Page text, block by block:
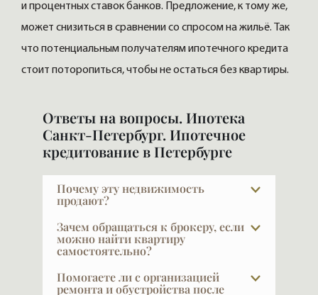
и процентных ставок банков. Предложение, к тому же,
может снизиться в сравнении со спросом на жильё. Так
что потенциальным получателям ипотечного кредита
стоит поторопиться, чтобы не остаться без квартиры.
Ответы на вопросы. Ипотека
Санкт-Петербург. Ипотечное
кредитование в Петербурге
Почему эту недвижимость
продают?
Причины абсолютно разные: изменилась
семья, квартира стала большой или
маленькой, кто-то переезжает в другой
на более высокий уровень, у кого-то
Зачем обращаться к брокеру, если
можно найти квартиру
самостоятельно?
Показательный факт: строительные
компании продают через брокеров 50–
Помогаете ли с организацией
ремонта и обустройства после